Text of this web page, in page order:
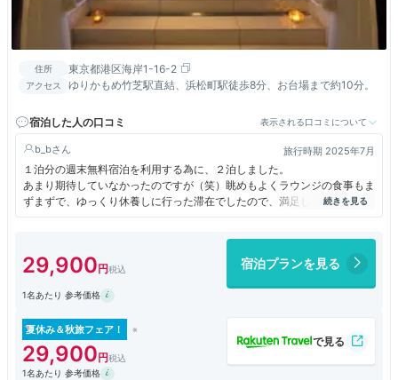
住所 東京都港区海岸1-16-2
アクセス ゆりかもめ竹芝駅直結、浜松町駅徒歩8分、お台場まで約10分。
宿泊した人の口コミ 表示される口コミについて
b_b 旅行時期 2025年7月
１泊分の週末無料宿泊を利用する為に、２泊しました。
あまり期待していなかったのですが（笑）眺めもよくラウンジの食事もま
ずまずで、ゆっくり休養しに行った滞在でしたので、満足しました。
静かに滞在できたことが何より良かったです。
29,900 宿泊プランを見る
1名あたり 参考価格
夏休み＆秋旅フェア！
29,900
1名あたり 参考価格